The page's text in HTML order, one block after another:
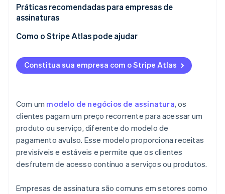
Etapa 1: Pesquisa de mercado
Etapa 3: Configuração jurídica e financeira
Etapa 4: plataforma de e-commerce e sistemas de
tecnologia
Etapa 6: Marketing e aquisição de clientes
Etapa 7: Atendimento e envolvimento de clientes
Etapa 8: Análise e melhoria contínua
Etapa 9: Dimensionamento e crescimento
Práticas recomendadas para empresas de
assinaturas
Manutenção do seu negócio de assinaturas
Expandir negócios de assinatura
Como o Stripe Atlas pode ajudar
Como se inscrever no Atlas
Aceitar pagamentos e operar financeiramente
Compra de ações de fundador sem dinheiro em
espécie
Envio automático da eleição fiscal 83(b)
Documentos legais empresariais de padrão
internacional
dólares em créditos e descontos de parceiros
Constitua sua empresa com o Stripe Atlas
Com um modelo de negócios de assinatura, os
clientes pagam um preço recorrente para acessar um
produto ou serviço, diferente do modelo de
pagamento avulso. Esse modelo proporciona receitas
previsíveis e estáveis e permite que os clientes
desfrutem de acesso contínuo a serviços ou produtos.
Empresas de assinatura são comuns em setores como